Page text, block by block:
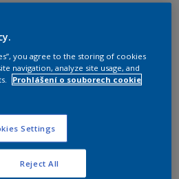
Změnit odstín
2,5 L
pro výpočet barvy
you agree to the storing of cookies
navigation, analyze site usage, and
Prohlášení o souborech cookie
Settings
Reject All